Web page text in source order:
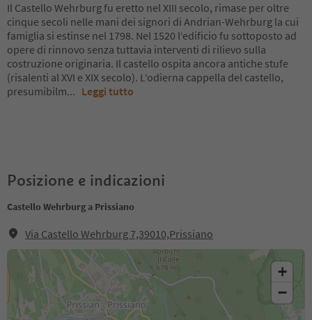
Il Castello Wehrburg fu eretto nel XIII secolo, rimase per oltre
cinque secoli nelle mani dei signori di Andrian-Wehrburg la cui
famiglia si estinse nel 1798. Nel 1520 l‘edificio fu sottoposto ad
opere di rinnovo senza tuttavia interventi di rilievo sulla
costruzione originaria. Il castello ospita ancora antiche stufe
(risalenti al XVI e XIX secolo). L‘odierna cappella del castello,
presumibilm... Leggi tutto
Posizione e indicazioni
Castello Wehrburg a Prissiano
Via Castello Wehrburg 7,39010,Prissiano
+
−